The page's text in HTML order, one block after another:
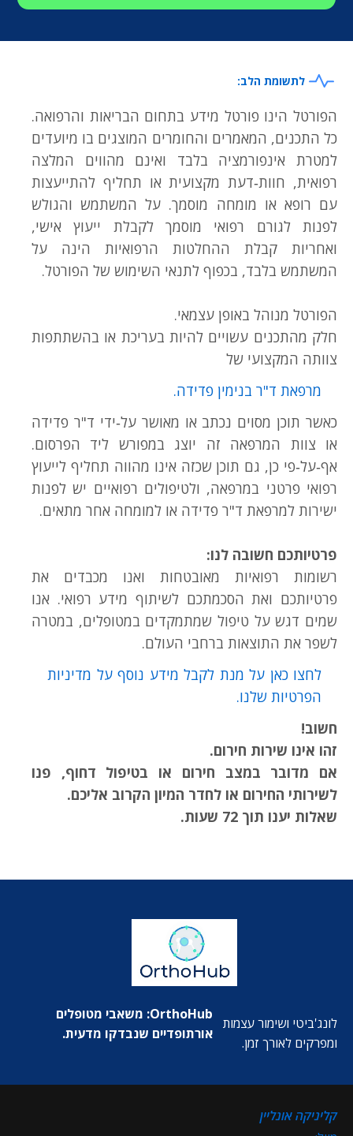
לתשומת הלב:
הפורטל הינו פורטל מידע בתחום הבריאות והרפואה.
כל התכנים, המאמרים והחומרים המוצגים בו מיועדים
למטרת אינפורמציה בלבד ואינם מהווים המלצה
רפואית, חוות‑דעת מקצועית או תחליף להתייעצות
עם רופא או מומחה מוסמך. על המשתמש והגולש
לפנות לגורם רפואי מוסמך לקבלת ייעוץ אישי,
ואחריות קבלת ההחלטות הרפואיות הינה על
המשתמש בלבד, בכפוף לתנאי השימוש של הפורטל.
הפורטל מנוהל באופן עצמאי.
חלק מהתכנים עשויים להיות בעריכת או בהשתתפות
צוותה המקצועי של
מרפאת ד"ר בנימין פדידה.
כאשר תוכן מסוים נכתב או מאושר על‑ידי ד"ר פדידה
או צוות המרפאה זה יוצג במפורש ליד הפרסום.
אף‑על‑פי כן, גם תוכן שכזה אינו מהווה תחליף לייעוץ
רפואי פרטני במרפאה, ולטיפולים רפואיים יש לפנות
ישירות למרפאת ד"ר פדידה או למומחה אחר מתאים.
פרטיותכם חשובה לנו:
רשומות רפואיות מאובטחות ואנו מכבדים את
פרטיותכם ואת הסכמתכם לשיתוף מידע רפואי. אנו
שמים דגש על טיפול שמתמקדים במטופלים, במטרה
לשפר את התוצאות ברחבי העולם.
לחצו כאן על מנת לקבל מידע נוסף על מדיניות
הפרטיות שלנו.
חשוב!
זהו אינו שירות חירום.
אם מדובר במצב חירום או בטיפול דחוף, פנו
לשירותי החירום או לחדר המיון הקרוב אליכם.
שאלות יענו תוך 72 שעות.
OrthoHub: משאבי מטופלים
אורתופדיים שנבדקו מדעית.
לונג'ביטי ושימור עצמות
ומפרקים לאורך זמן.
קליניקה אונליין